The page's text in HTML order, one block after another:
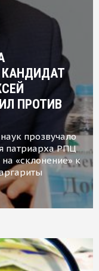
КАНДИДАТ
ПРОТИВ
прозвучало
патриарха РПЦ
«склонение» к